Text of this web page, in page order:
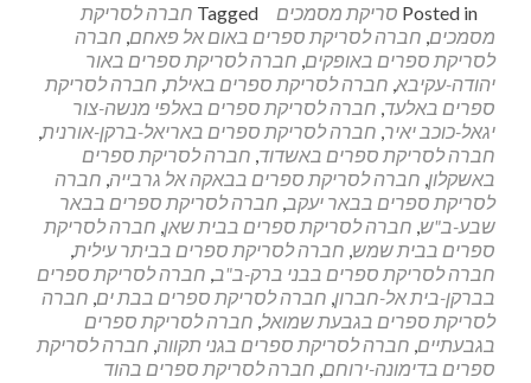
וניהול
Posted in סריקת מסמכים Tagged חברה לסריקת
מסמכים, חברה לסריקת ספרים באום אל פאחם, חברה
לסריקת ספרים באופקים, חברה לסריקת ספרים באור
יהודה-עקיבא, חברה לסריקת ספרים באילת, חברה לסריקת
ספרים באלעד, חברה לסריקת ספרים באלפי מנשה-צור
יגאל-כוכב יאיר, חברה לסריקת ספרים באריאל-ברקן-אורנית,
חברה לסריקת ספרים באשדוד, חברה לסריקת ספרים
באשקלון, חברה לסריקת ספרים בבאקה אל גרבייה, חברה
לסריקת ספרים בבאר יעקב, חברה לסריקת ספרים בבאר
שבע-ב"ש, חברה לסריקת ספרים בבית שאן, חברה לסריקת
ספרים בבית שמש, חברה לסריקת ספרים בביתר עילית,
חברה לסריקת ספרים בבני ברק-ב"ב, חברה לסריקת ספרים
בברקן-בית אל-חברון, חברה לסריקת ספרים בבת ים, חברה
לסריקת ספרים בגבעת שמואל, חברה לסריקת ספרים
בגבעתיים, חברה לסריקת ספרים בגני תקווה, חברה לסריקת
ספרים בדימונה-ירוחם, חברה לסריקת ספרים בהוד